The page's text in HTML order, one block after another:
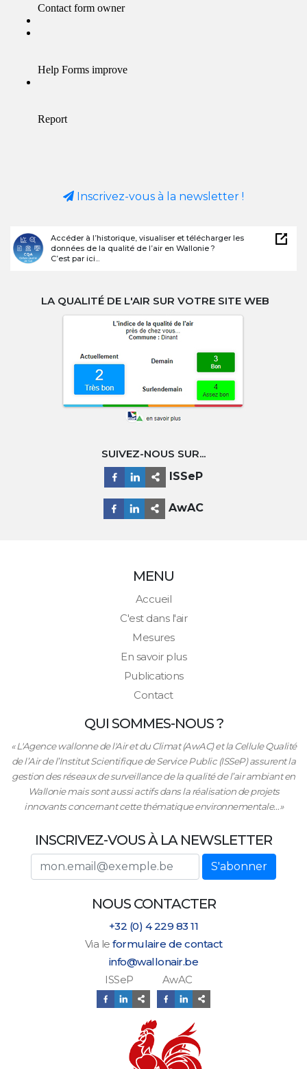
Inscrivez-vous à la newsletter !
Accéder à l’historique, visualiser et télécharger les
données de la qualité de l’air en Wallonie ?
C’est par ici...
LA QUALITÉ DE L'AIR SUR VOTRE SITE WEB
SUIVEZ-NOUS SUR...
ISSeP
AwAC
MENU
Accueil
C'est dans l'air
Mesures
En savoir plus
Publications
Contact
QUI SOMMES-NOUS ?
« L'Agence wallonne de l'Air et du Climat (AwAC) et la Cellule Qualité
de l’Air de l’Institut Scientifique de Service Public (ISSeP) assurent la
gestion des réseaux de surveillance de la qualité de l’air ambiant en
Wallonie mais sont aussi actifs dans la réalisation de projets
innovants concernant cette thématique environnementale…»
INSCRIVEZ-VOUS À LA NEWSLETTER
Adresse email S'abonner
NOUS CONTACTER
+32 (0) 4 229 83 11
Via le formulaire de contact
info@wallonair.be
ISSeP AwAC